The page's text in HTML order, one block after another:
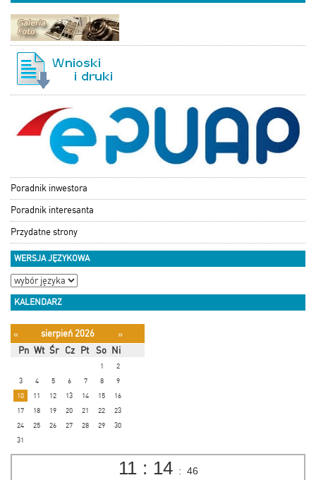
Poradnik inwestora
Poradnik interesanta
Przydatne strony
WERSJA JĘZYKOWA
KALENDARZ
« sierpień 2026
»
Pn Wt Śr Cz Pt So Ni
1
2
3
4 5 6 7 8
9
10
11 12 13 14 15
16
17
18 19 20 21 22
23
24
25 26 27 28 29
30
31
11 : 14 : 47